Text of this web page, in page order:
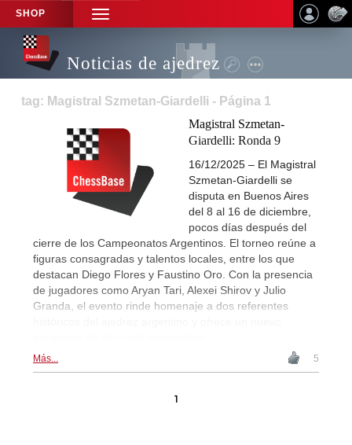
SHOP
TOGGLE
NAVIGATION
Noticias de ajedrez
tag: Magistral Szmetan-Giardelli - Página 1
Magistral Szmetan-
Giardelli: Ronda 9
16/12/2025 – El Magistral
Szmetan-Giardelli se
disputa en Buenos Aires
del 8 al 16 de diciembre,
pocos días después del
cierre de los Campeonatos Argentinos. El torneo reúne a
figuras consagradas y talentos locales, entre los que
destacan Diego Flores y Faustino Oro. Con la presencia
de jugadores como Aryan Tari, Alexei Shirov y Julio
Granda, el evento rinde homenaje a dos referentes
Más... 5
1